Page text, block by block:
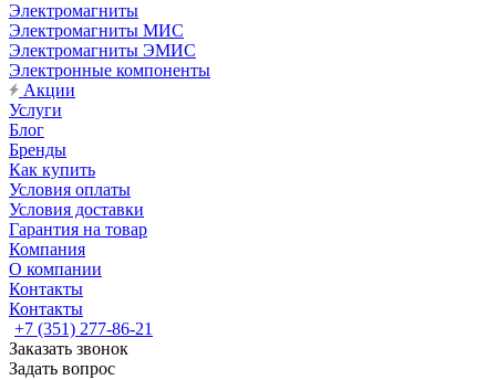
Электромагниты
Электромагниты МИС
Электромагниты ЭМИС
Электронные компоненты
Акции
Услуги
Блог
Бренды
Как купить
Условия оплаты
Условия доставки
Гарантия на товар
Компания
О компании
Контакты
Контакты
+7 (351) 277-86-21
Заказать звонок
Задать вопрос